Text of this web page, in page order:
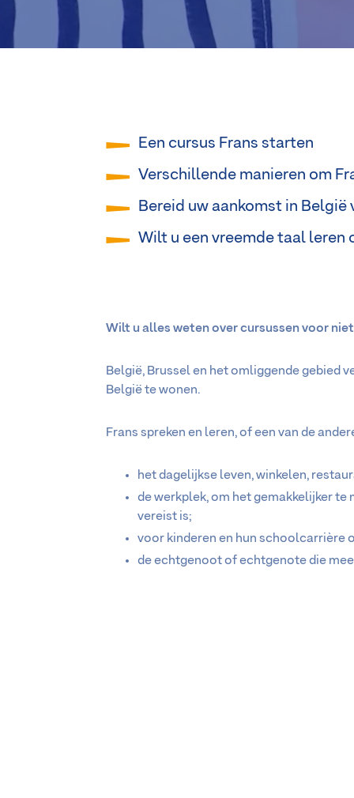
Een cursus Frans starten
Verschillende manieren om
Bereid uw aankomst in België
Wilt u een vreemde taal leren
Wilt u alles weten over cursussen voor
België, Brussel en het omliggende gebied
België te wonen.
Frans spreken en leren, of een van de
het dagelijkse leven, winkelen,
de werkplek, om het gemakkelijker
vereist is;
voor kinderen en hun schoolcarrière
de echtgenoot of echtgenote die